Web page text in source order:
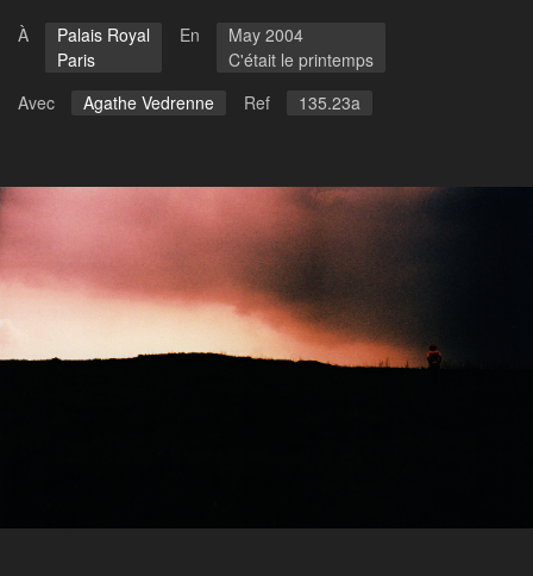
À
Palais Royal
Paris
En
May 2004
C'était le printemps
Avec
Agathe Vedrenne Ref 135.23a